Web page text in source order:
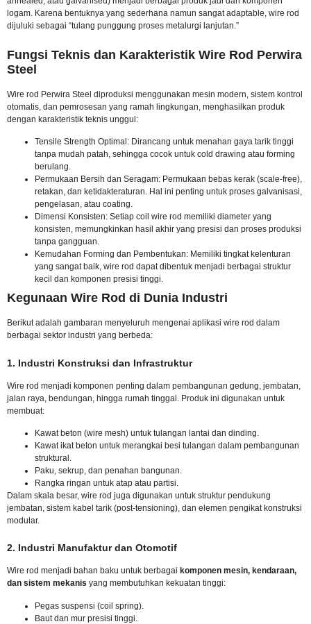
logam. Karena bentuknya yang sederhana namun sangat adaptable, wire rod
dijuluki sebagai “tulang punggung proses metalurgi lanjutan.”
Fungsi Teknis dan Karakteristik Wire Rod Perwira
Steel
Wire rod Perwira Steel diproduksi menggunakan mesin modern, sistem kontrol
otomatis, dan pemrosesan yang ramah lingkungan, menghasilkan produk
dengan karakteristik teknis unggul:
Tensile Strength Optimal: Dirancang untuk menahan gaya tarik tinggi
tanpa mudah patah, sehingga cocok untuk cold drawing atau forming
berulang.
Permukaan Bersih dan Seragam: Permukaan bebas kerak (scale-free),
retakan, dan ketidakteraturan. Hal ini penting untuk proses galvanisasi,
pengelasan, atau coating.
Dimensi Konsisten: Setiap coil wire rod memiliki diameter yang
konsisten, memungkinkan hasil akhir yang presisi dan proses produksi
tanpa gangguan.
Kemudahan Forming dan Pembentukan: Memiliki tingkat kelenturan
yang sangat baik, wire rod dapat dibentuk menjadi berbagai struktur
kecil dan komponen presisi tinggi.
Kegunaan Wire Rod di Dunia Industri
Berikut adalah gambaran menyeluruh mengenai aplikasi wire rod dalam
berbagai sektor industri yang berbeda:
1. Industri Konstruksi dan Infrastruktur
Wire rod menjadi komponen penting dalam pembangunan gedung, jembatan,
jalan raya, bendungan, hingga rumah tinggal. Produk ini digunakan untuk
membuat:
Kawat beton (wire mesh) untuk tulangan lantai dan dinding.
Kawat ikat beton untuk merangkai besi tulangan dalam pembangunan
struktural.
Paku, sekrup, dan penahan bangunan.
Rangka ringan untuk atap atau partisi.
Dalam skala besar, wire rod juga digunakan untuk struktur pendukung
jembatan, sistem kabel tarik (post-tensioning), dan elemen pengikat konstruksi
modular.
2. Industri Manufaktur dan Otomotif
Wire rod menjadi bahan baku untuk berbagai komponen mesin, kendaraan,
dan sistem mekanis yang membutuhkan kekuatan tinggi:
Pegas suspensi (coil spring).
Baut dan mur presisi tinggi.